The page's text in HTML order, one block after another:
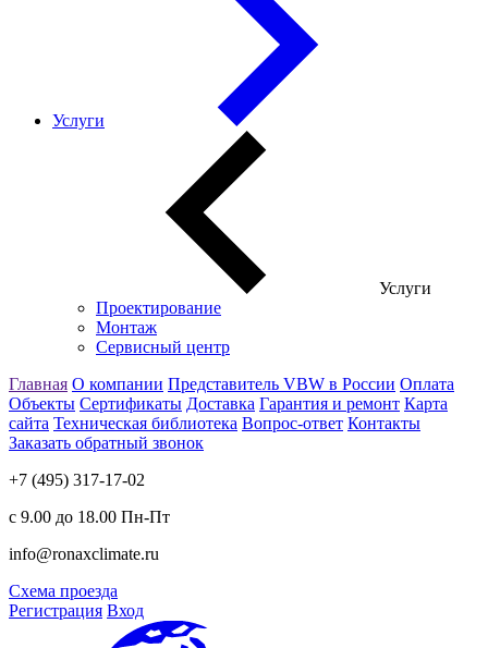
Услуги
Услуги
Проектирование
Монтаж
Сервисный центр
Главная О компании Представитель VBW в России Оплата
Объекты Сертификаты Доставка Гарантия и ремонт Карта
сайта Техническая библиотека Вопрос-ответ Контакты
Заказать обратный звонок
+7 (495) 317-17-02
с 9.00 до 18.00 Пн-Пт
info@ronaxclimate.ru
Схема проезда
Регистрация Вход